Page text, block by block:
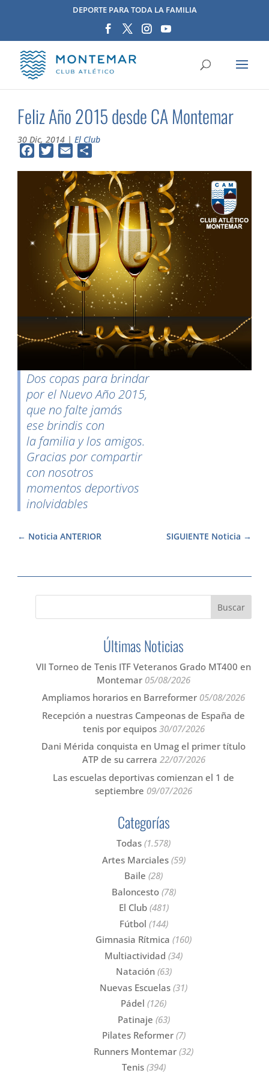
DEPORTE PARA TODA LA FAMILIA
Feliz Año 2015 desde CA Montemar
30 Dic, 2014 |El Club
FacebookTwitterEmail
Dos copas para brindar
por el Nuevo Año 2015,
que no falte jamás
ese brindis con
la familia y los amigos.
Gracias por compartir
con nosotros
momentos deportivos
inolvidables
SIGUIENTE Noticia
Noticia ANTERIOR
Últimas Noticias
VII Torneo de Tenis ITF Veteranos Grado MT400 en
Montemar 05/08/2026
Ampliamos horarios en Barreformer 05/08/2026
Recepción a nuestras Campeonas de España de
tenis por equipos 30/07/2026
Dani Mérida conquista en Umag el primer título
ATP de su carrera 22/07/2026
Las escuelas deportivas comienzan el 1 de
septiembre 09/07/2026
Categorías
Todas (1.578)
Artes Marciales(59)
Baile (28)
Baloncesto(78)
El Club(481)
Fútbol (144)
Gimnasia Rítmica (160)
Multiactividad (34)
Natación(63)
Nuevas Escuelas (31)
Pádel (126)
Patinaje (63)
Pilates Reformer(7)
Runners Montemar (32)
Tenis(394)